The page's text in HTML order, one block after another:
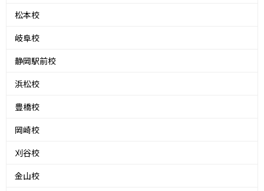
松本校
岐阜校
静岡駅前校
浜松校
豊橋校
岡崎校
刈谷校
金山校